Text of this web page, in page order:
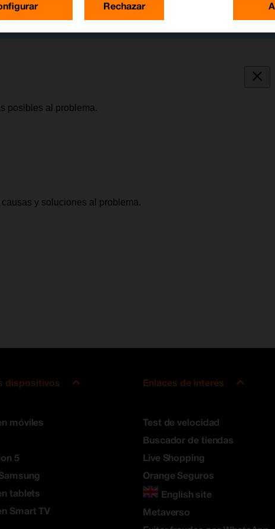
posibles al problema.
y soluciones al problema.
dispositivos
móviles
5
tablets
Smart TV
Enlaces de interés
Test de velocidad
Buscador de tiendas
Live Shopping
Orange Seguros
English site
Metaverso
Rechazar